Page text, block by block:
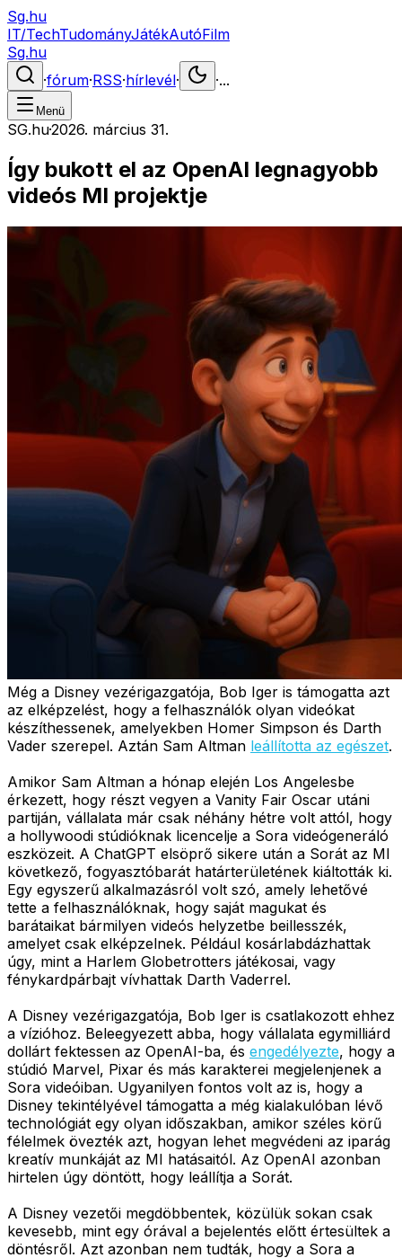
Sg.hu
IT/TechTudományJátékAutóFilm
Sg.hu
·fórum·RSS·hírlevél· ·...
Menü
SG.hu·2026. március 31.
Így bukott el az OpenAI legnagyobb
videós MI projektje
Még a Disney vezérigazgatója, Bob Iger is támogatta azt
az elképzelést, hogy a felhasználók olyan videókat
készíthessenek, amelyekben Homer Simpson és Darth
Vader szerepel. Aztán Sam Altman leállította az egészet.
Amikor Sam Altman a hónap elején Los Angelesbe
érkezett, hogy részt vegyen a Vanity Fair Oscar utáni
partiján, vállalata már csak néhány hétre volt attól, hogy
a hollywoodi stúdióknak licencelje a Sora videógeneráló
eszközeit. A ChatGPT elsöprő sikere után a Sorát az MI
következő, fogyasztóbarát határterületének kiáltották ki.
Egy egyszerű alkalmazásról volt szó, amely lehetővé
tette a felhasználóknak, hogy saját magukat és
barátaikat bármilyen videós helyzetbe beillesszék,
amelyet csak elképzelnek. Például kosárlabdázhattak
úgy, mint a Harlem Globetrotters játékosai, vagy
fénykardpárbajt vívhattak Darth Vaderrel.
A Disney vezérigazgatója, Bob Iger is csatlakozott ehhez
a vízióhoz. Beleegyezett abba, hogy vállalata egymilliárd
dollárt fektessen az OpenAI-ba, és engedélyezte, hogy a
stúdió Marvel, Pixar és más karakterei megjelenjenek a
Sora videóiban. Ugyanilyen fontos volt az is, hogy a
Disney tekintélyével támogatta a még kialakulóban lévő
technológiát egy olyan időszakban, amikor széles körű
félelmek övezték azt, hogyan lehet megvédeni az iparág
kreatív munkáját az MI hatásaitól. Az OpenAI azonban
hirtelen úgy döntött, hogy leállítja a Sorát.
A Disney vezetői megdöbbentek, közülük sokan csak
kevesebb, mint egy órával a bejelentés előtt értesültek a
döntésről. Azt azonban nem tudták, hogy a Sora a